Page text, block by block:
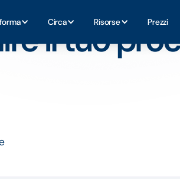
Circa Risorse Prezzi
il tuo